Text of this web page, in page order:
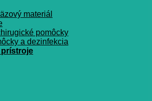
materiál
pomôcky
a dezinfekcia